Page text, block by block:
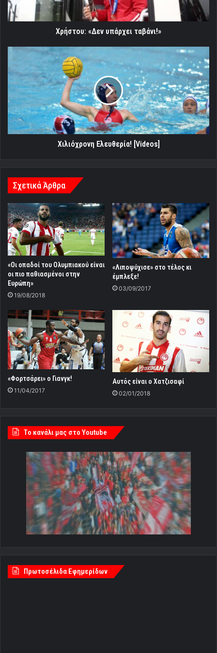
Χρήστου: «Δεν υπάρχει ταβάνι!»
Χιλιόχρονη
Ελευθερία!
[Videos]
Χιλιόχρονη Ελευθερία! [Videos]
Σχετικά Άρθρα
«Οι οπαδοί του Ολυμπιακού είναι
οι πιο παθιασμένοι στην
Ευρώπη»
19/08/2018
«Λιποψύχισε» στο τέλος κι
έμπλεξε!
03/09/2017
«Φορτσάρει» ο Γιανγκ!
11/04/2017
Αυτός είναι ο Χατζισαφί
02/01/2018
Tο κανάλι μας στο Youtube
Πρωτοσέλιδα Εφημερίδων